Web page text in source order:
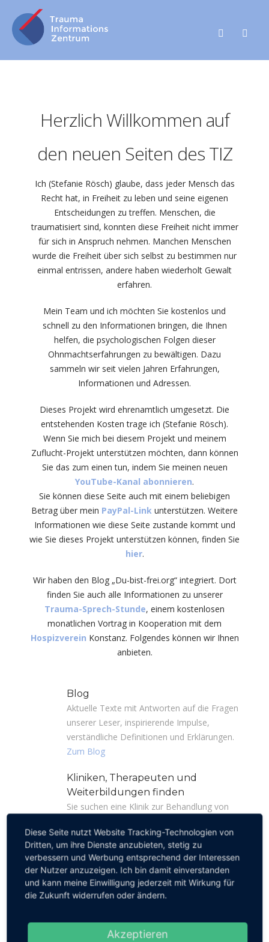
Herzlich Willkommen auf
den neuen Seiten des TIZ
Ich (Stefanie Rösch) glaube, dass jeder Mensch das
Recht hat, in Freiheit zu leben und seine eigenen
Entscheidungen zu treffen. Menschen, die
traumatisiert sind, konnten diese Freiheit nicht immer
für sich in Anspruch nehmen. Manchen Menschen
wurde die Freiheit über sich selbst zu bestimmen nur
einmal entrissen, andere haben wiederholt Gewalt
erfahren.
Mein Team und ich möchten Sie kostenlos und
schnell zu den Informationen bringen, die Ihnen
helfen, die psychologischen Folgen dieser
Ohnmachtserfahrungen zu bewältigen. Dazu
sammeln wir seit vielen Jahren Erfahrungen,
Informationen und Adressen.
Dieses Projekt wird ehrenamtlich umgesetzt. Die
entstehenden Kosten trage ich (Stefanie Rösch).
Wenn Sie mich bei diesem Projekt und meinem
Zuflucht-Projekt unterstützen möchten, dann können
Sie das zum einen tun, indem Sie meinen neuen
YouTube-Kanal abonnieren.
Sie können diese Seite auch mit einem beliebigen
Betrag über mein PayPal-Link unterstützen. Weitere
Informationen wie diese Seite zustande kommt und
wie Sie dieses Projekt unterstützen können, finden Sie
hier.
Wir haben den Blog „Du-bist-frei.org“ integriert. Dort
finden Sie auch alle Informationen zu unserer
Trauma-Sprech-Stunde, einem kostenlosen
monatlichen Vortrag in Kooperation mit dem
Hospizverein Konstanz. Folgendes können wir Ihnen
anbieten.
Blog
Aktuelle Texte mit Antworten auf die Fragen
unserer Leser, inspirierende Impulse,
verständliche Definitionen und Erklärungen.
Zum Blog
Kliniken, Therapeuten und
Weiterbildungen finden
Sie suchen eine Klinik zur Behandlung von
ambulante Psychotherapie bei einem
qualifizierten Psychotherapeuten oder einer
Psychotherapeutin beginnen? Sie möchten
sich hinsichtlich des Umgangs mit
traumatisierten Menschen fortbilden? Hier
Jetzt suchen
Diese Seite nutzt Website Tracking-Technologien von
Dritten, um ihre Dienste anzubieten, stetig zu
verbessern und Werbung entsprechend der Interessen
der Nutzer anzuzeigen. Ich bin damit einverstanden
und kann meine Einwilligung jederzeit mit Wirkung für
die Zukunft widerrufen oder ändern.
Akzeptieren